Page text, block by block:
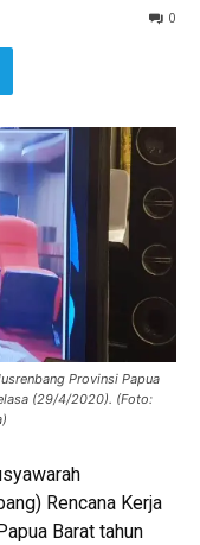
0
Provinsi Papua
(29/4/2020). (Foto:
Rencana Kerja
Barat tahun